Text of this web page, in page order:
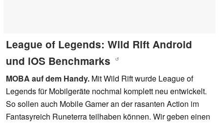
League of Legends: Wild Rift Android
und iOS Benchmarks
↺
MOBA auf dem Handy. Mit Wild Rift wurde League of
Legends für Mobilgeräte nochmal komplett neu entwickelt.
So sollen auch Mobile Gamer an der rasanten Action im
Fantasyreich Runeterra teilhaben können. Wir geben einen